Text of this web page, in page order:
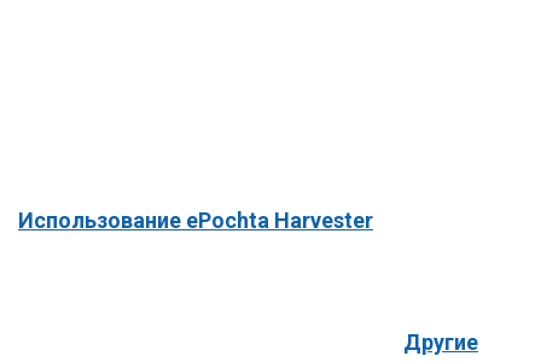
Использование ePochta Harvester
Другие